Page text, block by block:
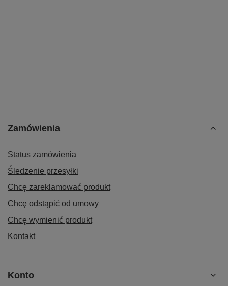
Zamówienia
Status zamówienia
Śledzenie przesyłki
Chcę zareklamować produkt
Chcę odstąpić od umowy
Chcę wymienić produkt
Kontakt
Konto